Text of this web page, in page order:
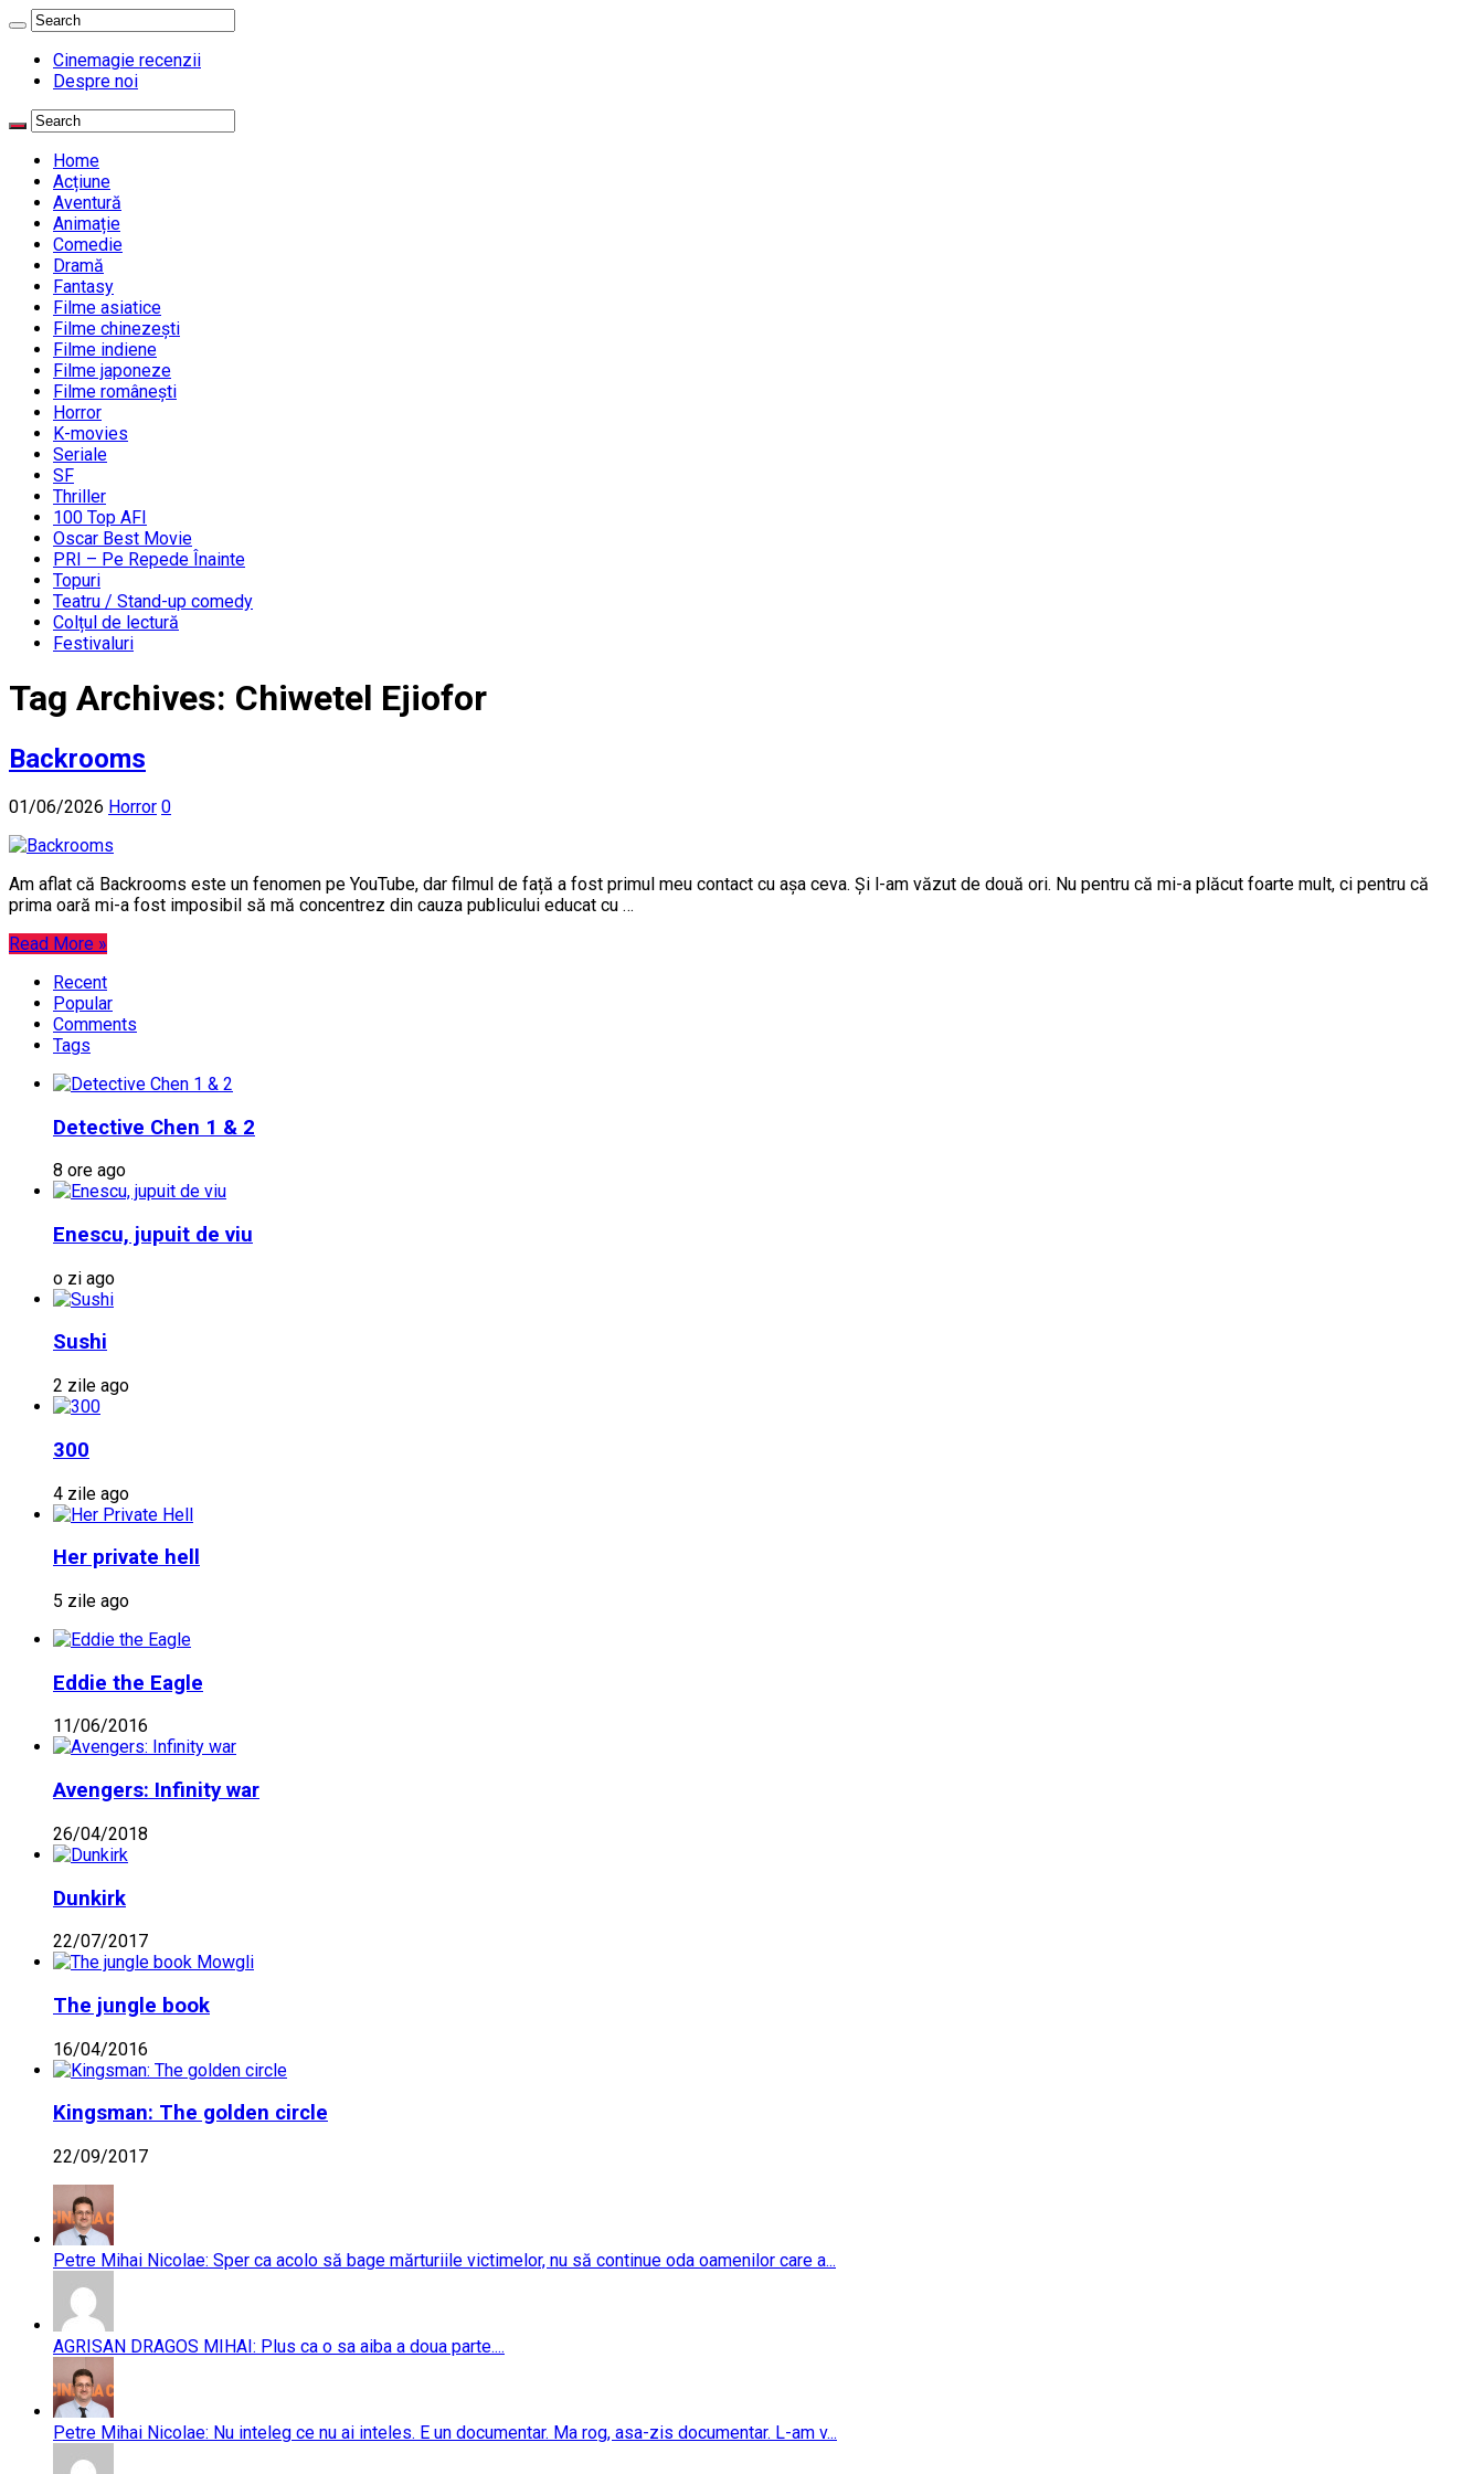
Cinemagie recenzii
Despre noi
Home
Acțiune
Aventură
Animație
Comedie
Dramă
Fantasy
Filme asiatice
Filme chinezești
Filme indiene
Filme japoneze
Filme românești
Horror
K-movies
Seriale
SF
Thriller
100 Top AFI
Oscar Best Movie
PRI – Pe Repede Înainte
Topuri
Teatru / Stand-up comedy
Colțul de lectură
Festivaluri
Tag Archives: Chiwetel Ejiofor
Backrooms
01/06/2026 Horror 0
Am aflat că Backrooms este un fenomen pe YouTube, dar filmul de față a fost primul meu contact cu așa ceva. Și l-am văzut de două ori. Nu pentru că mi-a plăcut foarte mult, ci pentru că
prima oară mi-a fost imposibil să mă concentrez din cauza publicului educat cu …
Read More »
Recent
Popular
Comments
Tags
Detective Chen 1 & 2
8 ore ago
Enescu, jupuit de viu
o zi ago
Sushi
2 zile ago
300
4 zile ago
Her private hell
5 zile ago
Eddie the Eagle
11/06/2016
Avengers: Infinity war
26/04/2018
Dunkirk
22/07/2017
The jungle book
16/04/2016
Kingsman: The golden circle
22/09/2017
Petre Mihai Nicolae: Sper ca acolo să bage mărturiile victimelor, nu să continue oda oamenilor care a...
AGRISAN DRAGOS MIHAI: Plus ca o sa aiba a doua parte....
Petre Mihai Nicolae: Nu inteleg ce nu ai inteles. E un documentar. Ma rog, asa-zis documentar. L-am v...